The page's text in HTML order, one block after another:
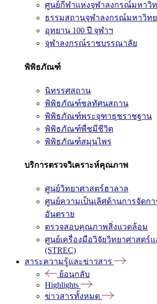
ศูนย์กีฬาแห่งจุฬาลงกรณ์มหาวิ
ธรรมสถานจุฬาลงกรณ์มหาวิท
อุทยาน 100 ปี จุฬาฯ
จุฬาลงกรณ์ราชบรรณาลัย
พิพิธภัณฑ์
นิทรรศสถาน
พิพิธภัณฑ์ชลทัศนสถาน
พิพิธภัณฑ์พระจุฑาธุชราชฐาน
พิพิธภัณฑ์พืชมีชีวิต
พิพิธภัณฑ์สมุนไพร
บริการตรวจวิเคราะห์คุณภาพ
ศูนย์วิทยาศาสตร์ฮาลาล
ศูนย์ความเป็นเลิศด้านการจัดกา
อันตราย
ตรวจสอบคุณภาพสิ่งแวดล้อม
ศูนย์เครื่องมือวิจัยวิทยาศาสตร์
(STREC)
สาระความรู้และข่าวสาร
ย้อนกลับ
Highlights
ข่าวสารทั้งหมด